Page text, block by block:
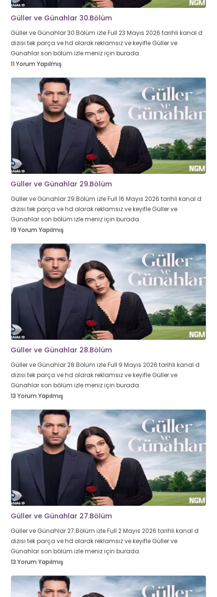
Güller ve Günahlar 30.Bölüm
Güller ve Günahlar 30.Bölüm izle Full 23 Mayıs 2026 tarihli kanal d
dizisi tek parça ve hd olarak reklamsız ve keyifle Güller ve
Günahlar son bölüm izle meniz için burada.
11 Yorum Yapılmış
Güller ve Günahlar 29.Bölüm
Güller ve Günahlar 29.Bölüm izle Full 16 Mayıs 2026 tarihli kanal d
dizisi tek parça ve hd olarak reklamsız ve keyifle Güller ve
Günahlar son bölüm izle meniz için burada.
19 Yorum Yapılmış
Güller ve Günahlar 28.Bölüm
Güller ve Günahlar 28.Bölüm izle Full 9 Mayıs 2026 tarihli kanal d
dizisi tek parça ve hd olarak reklamsız ve keyifle Güller ve
Günahlar son bölüm izle meniz için burada.
13 Yorum Yapılmış
Güller ve Günahlar 27.Bölüm
Güller ve Günahlar 27.Bölüm izle Full 2 Mayıs 2026 tarihli kanal d
dizisi tek parça ve hd olarak reklamsız ve keyifle Güller ve
Günahlar son bölüm izle meniz için burada.
13 Yorum Yapılmış